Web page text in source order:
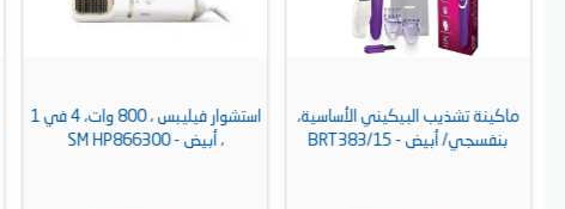
ماكينة تشذيب البيكيني الأساسية،
بنفسجي/ أبيض - BRT383/15
استشوار فيليبس ، 800 وات، 4 في 1
، أبيض - SM HP866300